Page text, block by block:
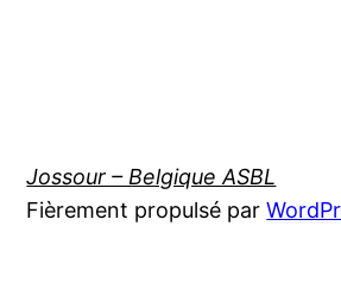
Jossour – Belgique ASBL
Fièrement propulsé par